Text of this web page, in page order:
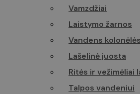
Vamzdžiai
Laistymo žarnos
Vandens kolonėlės
Lašelinė juosta
Ritės ir vežimėliai
Talpos vandeniui